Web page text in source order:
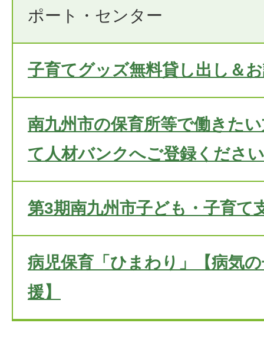
ポート・センター
子育てグッズ無料貸し出し＆
南九州市の保育所等で働きた
て人材バンクへご登録ください
第3期南九州市子ども・子育て
病児保育「ひまわり」【病気
援】